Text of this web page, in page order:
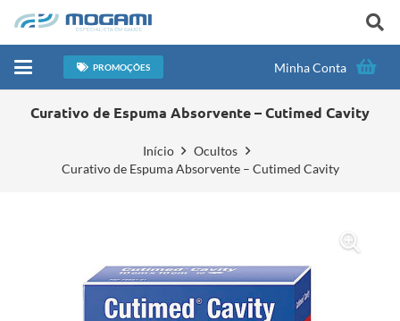
PROMOÇÕES Minha Conta
Curativo de Espuma Absorvente – Cutimed Cavity
Início
Ocultos
Curativo de Espuma Absorvente – Cutimed Cavity